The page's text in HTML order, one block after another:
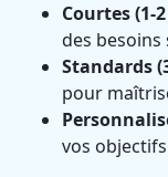
Courtes (1-
des besoins
Standards
pour
vos